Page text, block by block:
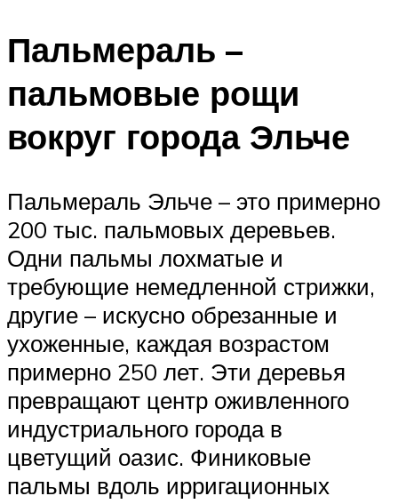
Пальмераль –
пальмовые рощи
вокруг города Эльче
Пальмераль Эльче – это примерно
200 тыс. пальмовых деревьев.
Одни пальмы лохматые и
требующие немедленной стрижки,
другие – искусно обрезанные и
ухоженные, каждая возрастом
примерно 250 лет. Эти деревья
превращают центр оживленного
индустриального города в
цветущий оазис. Финиковые
пальмы вдоль ирригационных